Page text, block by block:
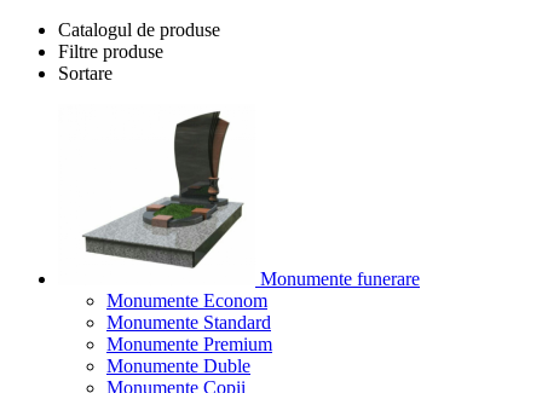
Catalogul de produse
Filtre produse
Sortare
Monumente funerare
Monumente Econom
Monumente Standard
Monumente Premium
Monumente Duble
Monumente Copii